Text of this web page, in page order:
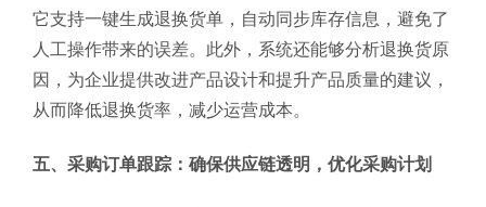
它支持一键生成退换货单，自动同步库存信息，避免了
人工操作带来的误差。此外，系统还能够分析退换货原
因，为企业提供改进产品设计和提升产品质量的建议，
从而降低退换货率，减少运营成本。
五、采购订单跟踪：确保供应链透明，优化采购计划